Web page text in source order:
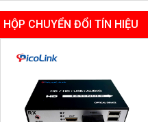
HỘP CHUYỂN ĐỔI TÍN HIỆU